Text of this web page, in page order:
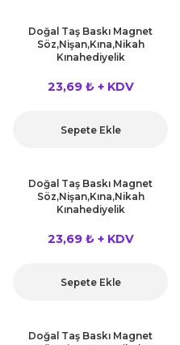
Doğal Taş Baskı Magnet
Söz,Nişan,Kına,Nikah
Kınahediyelik
23,69 ₺ + KDV
Sepete Ekle
Doğal Taş Baskı Magnet
Söz,Nişan,Kına,Nikah
Kınahediyelik
23,69 ₺ + KDV
Sepete Ekle
Doğal Taş Baskı Magnet